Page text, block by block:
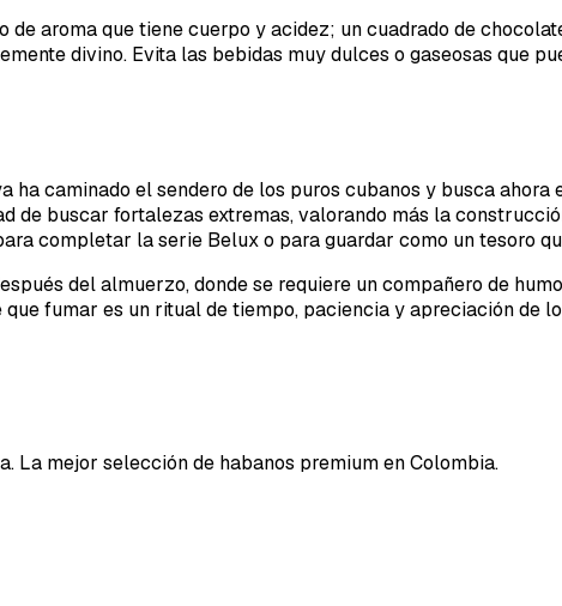
aroma que tiene cuerpo y acidez; un cuadrado de
divino. Evita las bebidas muy dulces o gaseosas que
ha caminado el sendero de los puros cubanos y busca
de buscar fortalezas extremas, valorando más la
completar la serie Belux o para guardar como un tesoro
del almuerzo, donde se requiere un compañero de
fumar es un ritual de tiempo, paciencia y apreciación de
La mejor selección de habanos premium en Colombia.